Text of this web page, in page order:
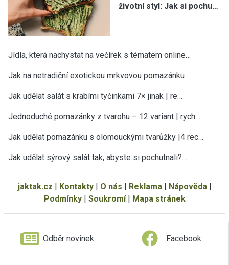
životní styl: Jak si pochu…
Jídla, která nachystat na večírek s tématem online…
Jak na netradiční exotickou mrkvovou pomazánku
Jak udělat salát s krabími tyčinkami 7× jinak | re…
Jednoduché pomazánky z tvarohu – 12 variant | rych…
Jak udělat pomazánku s olomouckými tvarůžky |4 rec…
Jak udělat sýrový salát tak, abyste si pochutnali?…
jaktak.cz | Kontakty| O nás | Reklama | Nápověda |
Podmínky| Soukromí| Mapa stránek
Odběr novinek Facebook